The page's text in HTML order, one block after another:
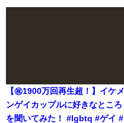
【㊗️1900万回再生超！】イケメ
ンゲイカップルに好きなところ
を聞いてみた！ #lgbtq #ゲイ #